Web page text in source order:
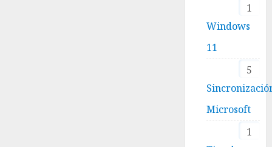
1
Windows
11
5
Microsoft
1